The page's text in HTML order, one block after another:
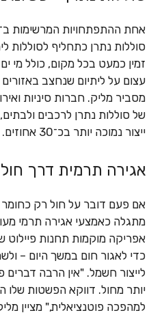
סוללות נתרן כתחליף לסוללות
זמין כמעט בכל מקום, כולל מי
עצום על ליתיום שנחצב
מסביר מליק. חברות סיניות
של סוללות נתרן לרכבים
ייצור נמוכה יותר בכ־30 אחוזים.
אגירה תרמית דרך
אם פעם דובר על חול רק כחומר
מתגלה כאמצעי אגירה תרמי
אפריקה מוקמות תחנות פיילוט
כדי לאגור חום במשך היום –
לייצור חשמל. "אין הרבה דברים
יותר מחול. דווקא הפשטות שלו
למהפכה פוטנציאלית," מציין